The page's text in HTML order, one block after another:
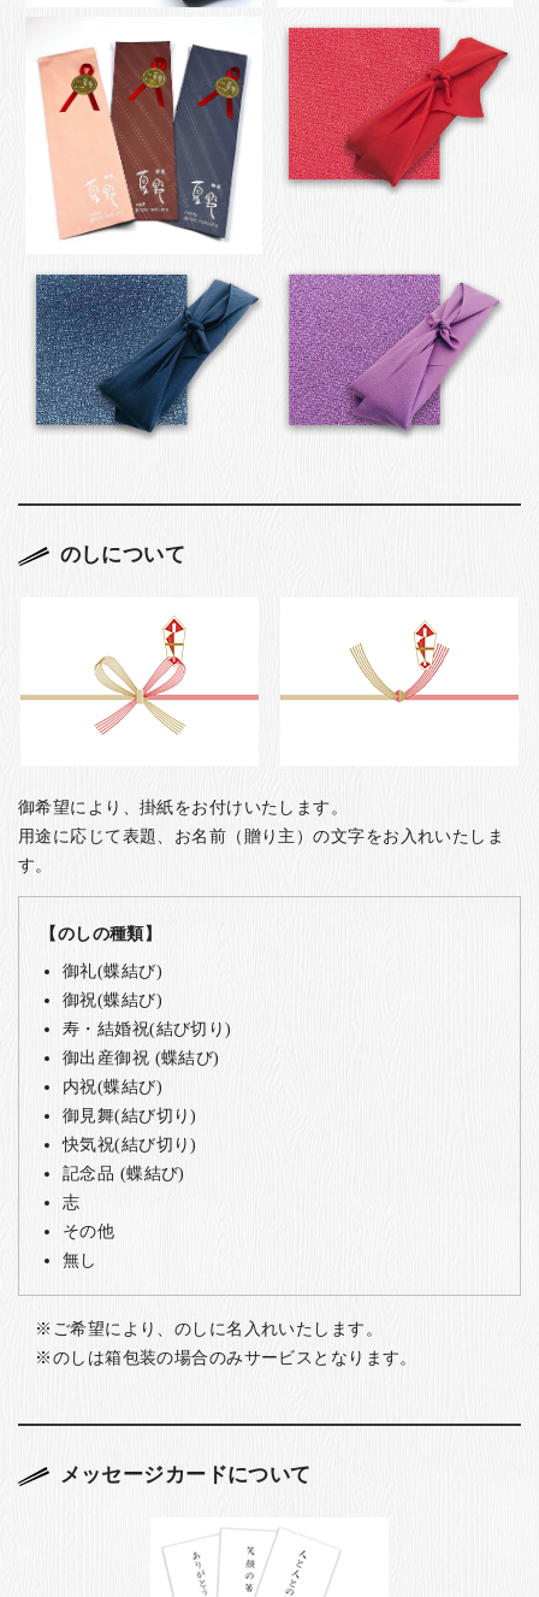
のしについて
御希望により、掛紙をお付けいたします。
用途に応じて表題、お名前（贈り主）の文字をお入れいたしま
す。
【のしの種類】
御礼(蝶結び)
御祝(蝶結び)
寿・結婚祝(結び切り)
御出産御祝 (蝶結び)
内祝(蝶結び)
御見舞(結び切り)
快気祝(結び切り)
記念品 (蝶結び)
志
その他
無し
ご希望により、のしに名入れいたします。
のしは箱包装の場合のみサービスとなります。
メッセージカードについて